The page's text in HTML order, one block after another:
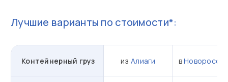
Лучшие варианты по стоимости*:
Контейнерный груз изАлиаги в